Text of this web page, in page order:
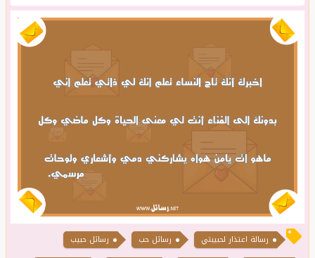
رسالة اعتذار لحبيبتي رسائل حب
رسائل حبيب